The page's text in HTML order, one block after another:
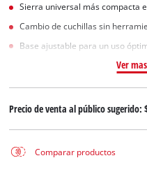
Sierra universal más compacta
Cambio de cuchillas sin
Base ajustable para un uso
Ver
Precio de venta al público sugerido:
Comparar productos